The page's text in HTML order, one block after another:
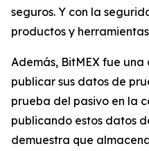
seguros. Y con la
productos y
Además, BitMEX fue
publicar sus datos de
prueba del pasivo en la
publicando estos datos
demuestra que